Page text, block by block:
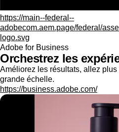
https://main--federal--
adobecom.aem.page/federal/
logo.svg
Adobe for Business
Orchestrez les
Améliorez les résultats, allez
grande échelle.
https://business.adobe.com/